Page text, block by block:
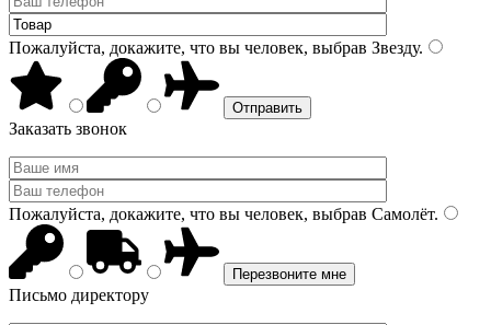
Пожалуйста, докажите, что вы человек, выбрав Звезду.
Заказать звонок
Пожалуйста, докажите, что вы человек, выбрав Самолёт.
Письмо директору